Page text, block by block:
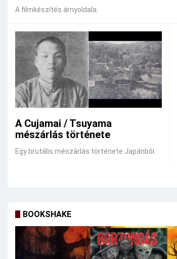
A filmkészítés árnyoldala.
A Cujamai / Tsuyama
mészárlás története
Egy brutális mészárlás története Japánból.
BOOKSHAKE